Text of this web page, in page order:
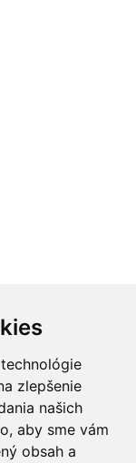
zlepšenie
našich
aby sme vám
obsah a